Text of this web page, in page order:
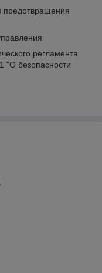
предотвращения
регламента
"О безопасности